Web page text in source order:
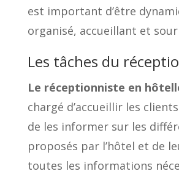
est important d’être
organisé, accueillant et
Les tâches du
Le réceptionniste en
chargé d’accueillir les
de les informer sur les
proposés par l’hôtel et de
toutes les informations